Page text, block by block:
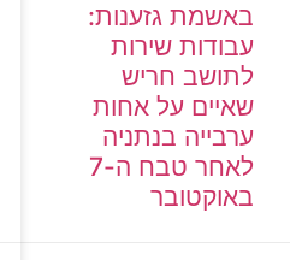
באשמת גזענות:
עבודות שירות
לתושב חריש
שאיים על אחות
ערבייה בנתניה
לאחר טבח ה-7
באוקטובר